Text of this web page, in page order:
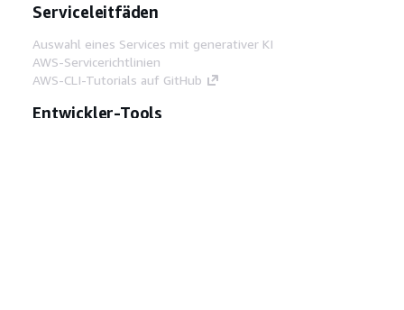
Serviceleitfäden
Auswahl eines Services mit generativer KI
AWS-Servicerichtlinien
AWS-CLI-Tutorials auf GitHub
Entwickler-Tools